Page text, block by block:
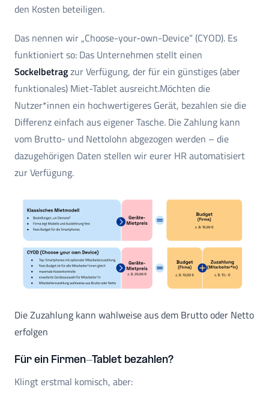
den Kosten beteiligen.
Das nennen wir „Choose-your-own-Device“ (CYOD). Es
funktioniert so: Das Unternehmen stellt einen
Sockelbetragzur Verfügung, der für ein günstiges (aber
funktionales) Miet-Tablet ausreicht.Möchten die
Nutzer*innen ein hochwertigeres Gerät, bezahlen sie die
Differenz einfach aus eigener Tasche. Die Zahlung kann
vom Brutto- und Nettolohn abgezogen werden – die
dazugehörigen Daten stellen wir eurer HR automatisiert
zur Verfügung.
Die Zuzahlung kann wahlweise aus dem Brutto oder Netto
erfolgen
Für ein Firmen-Tablet bezahlen?
Klingt erstmal komisch, aber: